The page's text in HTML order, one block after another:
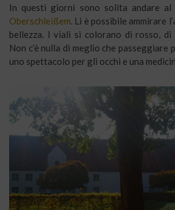
In questi giorni sono solita andare al
Oberschleißem. Li è possibile ammirare
bellezza. I viali si colorano di rosso,
Non c’è nulla di meglio che
uno spettacolo per gli occhi e una